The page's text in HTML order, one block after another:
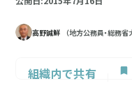
高野誠鮮 （地方公務員・総務
組織内で共有